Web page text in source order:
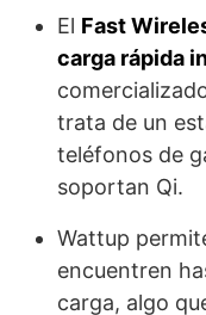
El Fast
carga rápida
trata de un
teléfonos de
soportan Qi.
Wattup
encuentren
carga, algo